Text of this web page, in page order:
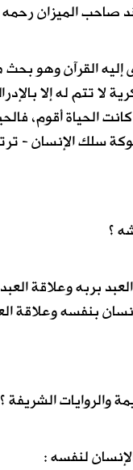
صاحب الميزان رحمه
القرآن وهو
لا تتم له إلا
الحياة أقوم،
سلك الإنسان -
؟
بربه وعلاقة
بنفسه وعلاقة
والروايات الشريفة ؟